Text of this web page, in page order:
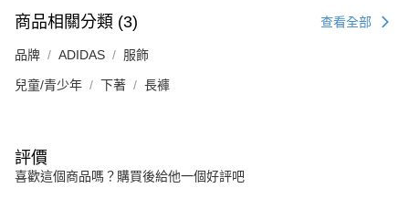
商品相關分類 (3) 查看全部
品牌 ADIDAS 服飾
兒童/青少年 下著 長褲
評價
喜歡這個商品嗎？購買後給他一個好評吧